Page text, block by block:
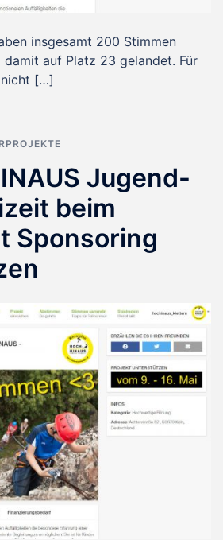
insgesamt 200 Stimmen
damit auf Platz 23 gelandet. Für
nicht […]
Jugend-
beim
Sponsoring